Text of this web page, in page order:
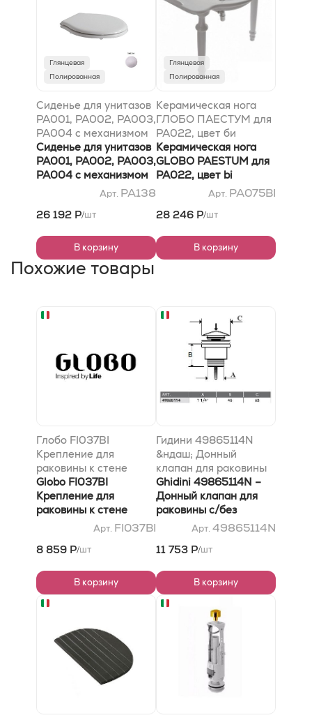
Глянцевая
Полированная
Сиденье для унитазов
PA001, PA002, PA003,
PA004 с механизмом
плавного опускания
Сиденье для унитазов
PA001, PA002, PA003,
PA004 с механизмом
плавного опускания
Арт. PA138
26 192 Р/шт
В корзину
Глянцевая
Полированная
Керамическая нога
ГЛОБО ПАЕСТУМ для
PA022, цвет би
Керамическая нога
GLOBO PAESTUM для
PA022, цвет bi
Арт. PA075BI
28 246 Р/шт
В корзину
Похожие товары
Глобо FI037BI
Крепление для
раковины к стене
Globo FI037BI
Крепление для
раковины к стене
Арт. FI037BI
8 859 Р/шт
В корзину
Гидини 49865114N
&ндаш; Донный
клапан для раковины
с/без перелива клик-
клак 65мм, Черный
Матовый
Ghidini 49865114N –
Донный клапан для
раковины с/без
перелива click-clack
65мм, Черный
Матовый
Арт. 49865114N
11 753 Р/шт
В корзину